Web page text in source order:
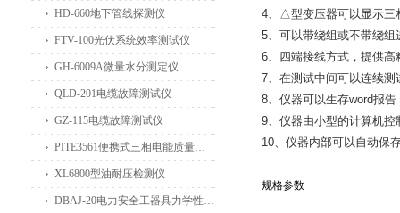
4、△型变压器可以显示三
5、可以带绕组或不带绕组
6、四端接线方式，提供
7、在测试中间可以连续
8、仪器可以生存word报
9、仪器由小型的计算机
10、仪器内部可以自动保
规格参数
HD-660地下管线探测仪
FTV-100光伏系统效率测试仪
GH-6009A微量水分测定仪
QLD-201电缆故障测试仪
GZ-115电缆故障测试仪
PITE3561便携式三相电能质量分析仪
XL6800型油耐压检测仪
DBAJ-20电力安全工器具力学性能试验机